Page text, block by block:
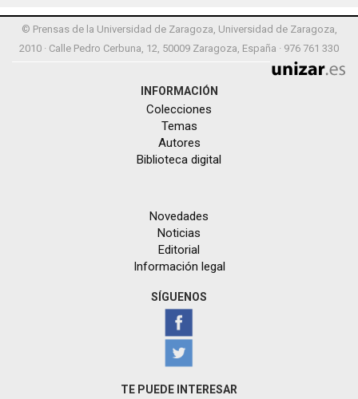
© Prensas de la Universidad de Zaragoza, Universidad de Zaragoza,
2010 · Calle Pedro Cerbuna, 12, 50009 Zaragoza, España · 976 761 330
INFORMACIÓN
Colecciones
Temas
Autores
Biblioteca digital
Novedades
Noticias
Editorial
Información legal
SÍGUENOS
TE PUEDE INTERESAR